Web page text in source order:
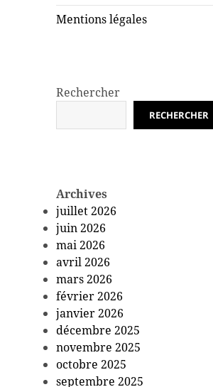
Mentions légales
Rechercher
RECHERCHER
Archives
juillet 2026
juin 2026
mai 2026
avril 2026
mars 2026
février 2026
janvier 2026
décembre 2025
novembre 2025
octobre 2025
septembre 2025